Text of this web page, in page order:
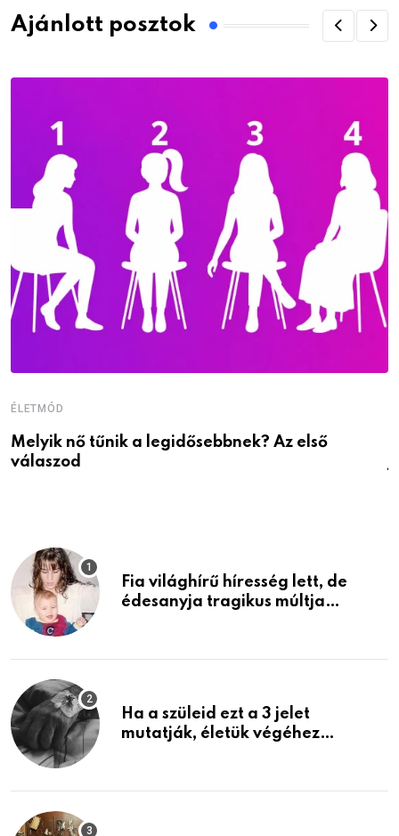
Ajánlott posztok
ÉLETMÓD
Melyik nő tűnik a legidősebbnek? Az első
válaszod
Fia világhírű híresség lett, de
édesanyja tragikus múltja
Ha a szüleid ezt a 3 jelet
mutatják, életük végéhez